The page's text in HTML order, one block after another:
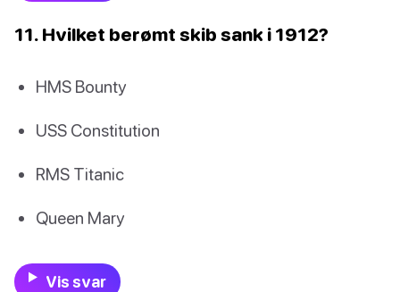
11. Hvilket berømt skib sank i 1912?
HMS Bounty
USS Constitution
RMS Titanic
Queen Mary
Vis svar